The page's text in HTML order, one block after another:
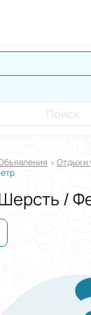
Поиск
Отдых и
/